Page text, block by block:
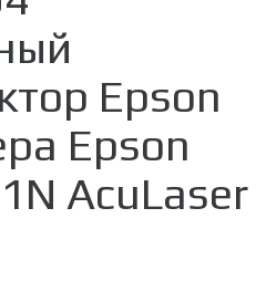
Epson
Epson
AcuLaser